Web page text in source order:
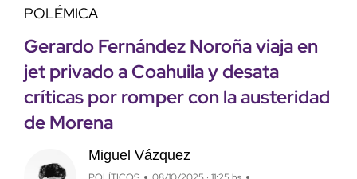
POLÉMICA
Gerardo Fernández Noroña viaja en
jet privado a Coahuila y desata
críticas por romper con la austeridad
de Morena
Miguel Vázquez